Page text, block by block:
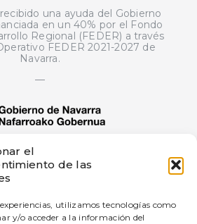
el
de las
utilizamos tecnologías como
y/o acceder a la información del
una ayuda del Gobierno
en un 40% por el Fondo
Regional (FEDER) a través
FEDER 2021-2027 de
Navarra.
—
innovación bigD Artificial
Generated Content ha sido
por Gobierno de Navarra al
de 2025 de ayudas a